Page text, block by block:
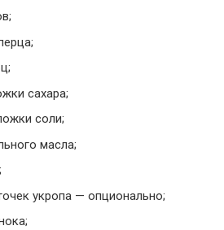
сахара;
соли;
масла;
укропа — опционально;